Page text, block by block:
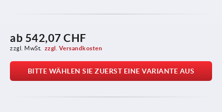
ab 542,07 CHF
zzgl. MwSt. zzgl. Versandkosten
BITTE WÄHLEN SIE ZUERST EINE VARIANTE AUS